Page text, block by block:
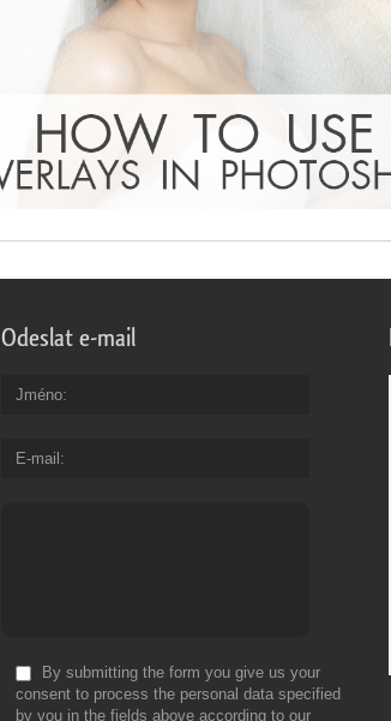
Odeslat e-mail
Jméno
E-mail
By submitting the form you give us your
consent to process the personal data specified
by you in the fields above according to our